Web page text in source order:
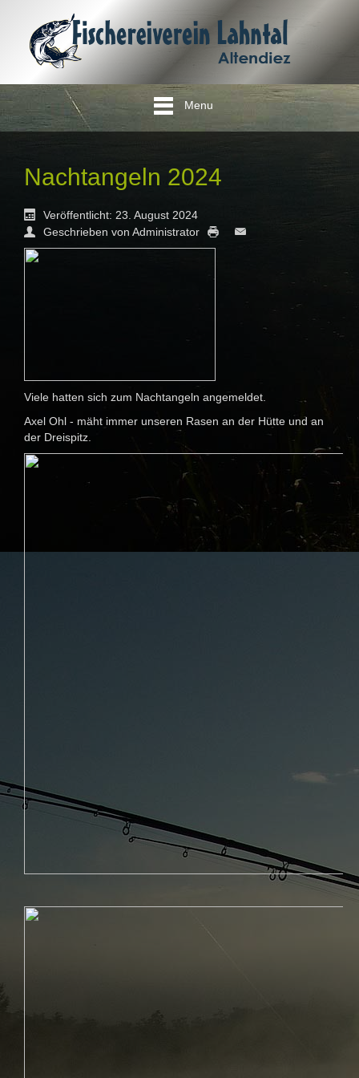
Menu
Nachtangeln 2024
Veröffentlicht: 23. August 2024
Geschrieben von Administrator
Viele hatten sich zum Nachtangeln angemeldet.
Axel Ohl - mäht immer unseren Rasen an der Hütte und an
der Dreispitz.